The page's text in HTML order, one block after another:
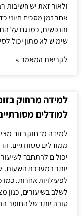
ולאור זאת יש
אחר זמן מסכים חיוני
והנפשית, כמו גם על
שימוש לא מתון יכול
לקריאת המאמר »
למידה מרחוק
למודלים
למידה מרחוק בזום
ממודלים מסורתיים.
יכולים להתחבר
יותר במערכת השעות.
לפעילויות אחרות. כמו
לשלב בשיעורים, כגון
טובה יותר של החומר